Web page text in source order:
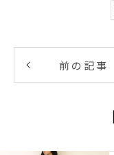
前の記事